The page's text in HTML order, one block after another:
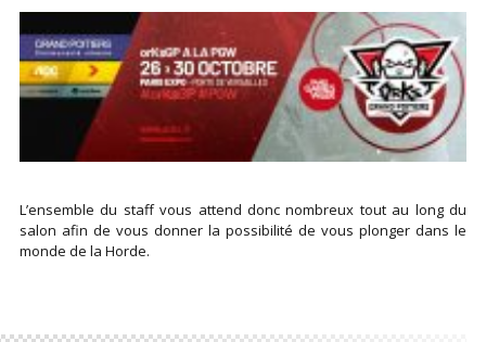
L’ensemble du staff vous attend donc nombreux tout au long du
salon afin de vous donner la possibilité de vous plonger dans le
monde de la Horde.